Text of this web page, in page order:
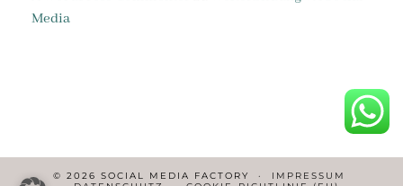
Media
© 2026 SOCIAL MEDIA FACTORY
IMPRESSUM